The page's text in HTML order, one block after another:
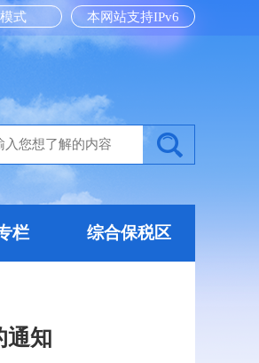
本网站支持IPv6
式
栏 综合保税区
通知